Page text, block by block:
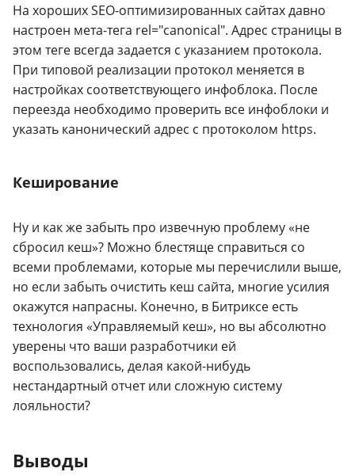
На хороших SEO-оптимизированных сайтах давно
настроен мета-тега rel="canonical". Адрес страницы в
этом теге всегда задается с указанием протокола.
При типовой реализации протокол меняется в
настройках соответствующего инфоблока. После
переезда необходимо проверить все инфоблоки и
указать канонический адрес с протоколом https.
Кеширование
Ну и как же забыть про извечную проблему «не
сбросил кеш»? Можно блестяще справиться со
всеми проблемами, которые мы перечислили выше,
но если забыть очистить кеш сайта, многие усилия
окажутся напрасны. Конечно, в Битриксе есть
технология «Управляемый кеш», но вы абсолютно
уверены что ваши разработчики ей
воспользовались, делая какой-нибудь
нестандартный отчет или сложную систему
лояльности?
Выводы